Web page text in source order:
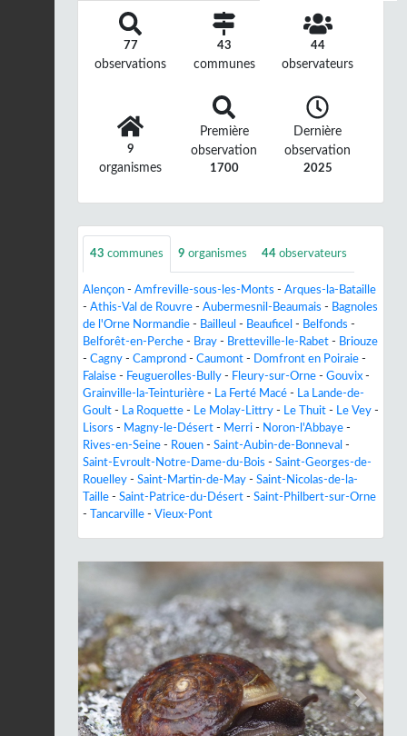
77
observations
43
communes
44
observateurs
9
organismes
Première
observation
1700
Dernière
observation
2025
43 communes 9 organismes 44 observateurs
Alençon - Amfreville-sous-les-Monts - Arques-la-Bataille
- Athis-Val de Rouvre - Aubermesnil-Beaumais - Bagnoles
de l'Orne Normandie - Bailleul - Beauficel - Belfonds -
Belforêt-en-Perche - Bray - Bretteville-le-Rabet - Briouze
- Cagny - Camprond - Caumont - Domfront en Poiraie -
Falaise - Feuguerolles-Bully - Fleury-sur-Orne - Gouvix -
Grainville-la-Teinturière - La Ferté Macé - La Lande-de-
Goult - La Roquette - Le Molay-Littry - Le Thuit - Le Vey -
Lisors - Magny-le-Désert - Merri - Noron-l'Abbaye -
Rives-en-Seine - Rouen - Saint-Aubin-de-Bonneval -
Saint-Evroult-Notre-Dame-du-Bois - Saint-Georges-de-
Rouelley - Saint-Martin-de-May - Saint-Nicolas-de-la-
Taille - Saint-Patrice-du-Désert - Saint-Philbert-sur-Orne
-
Tancarville - Vieux-Pont
Previous Next